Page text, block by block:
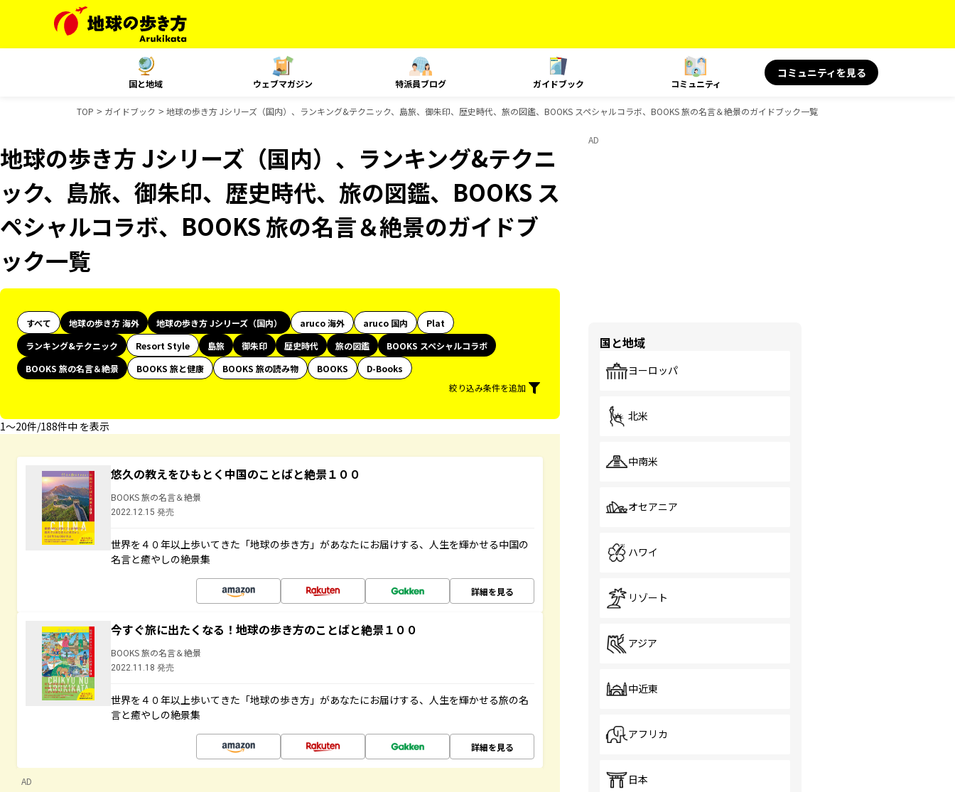
国と地域 ウェブマガジン 特派員ブログ ガイドブック コミュニティ
コミュニティを見る
TOP ガイドブック 地球の歩き方 Jシリーズ（国内）、ランキング&テクニック、島旅、御朱印、歴史時代、旅の図鑑、BOOKS スペシャルコラボ、BOOKS 旅の名言＆絶景のガイドブック一覧
地球の歩き方 Jシリーズ（国内）、ランキング&テクニ
ック、島旅、御朱印、歴史時代、旅の図鑑、BOOKS ス
ペシャルコラボ、BOOKS 旅の名言＆絶景のガイドブ
ック一覧
すべて 地球の歩き方 海外 地球の歩き方 Jシリーズ（国内） aruco 海外 aruco 国内
Plat
ランキング&テクニック
Resort Style 島旅 御朱印 歴史時代 旅の図鑑
BOOKS スペシャルコラボ
BOOKS 旅の名言＆絶景
BOOKS 旅と健康 BOOKS 旅の読み物 BOOKS
D-Books
絞り込み条件を追加
1〜20件/188件中 を表示
悠久の教えをひもとく中国のことばと絶景１００
BOOKS 旅の名言＆絶景
2022.12.15 発売
世界を４０年以上歩いてきた「地球の歩き方」があなたにお届けする、人生を輝かせる中国の
名言と癒やしの絶景集
詳細を見る
今すぐ旅に出たくなる！地球の歩き方のことばと絶景１００
BOOKS 旅の名言＆絶景
2022.11.18 発売
世界を４０年以上歩いてきた「地球の歩き方」があなたにお届けする、人生を輝かせる旅の名
言と癒やしの絶景集
詳細を見る
AD
AD
国と地域
ヨーロッパ
北米
中南米
オセアニア
ハワイ
リゾート
アジア
中近東
アフリカ
日本